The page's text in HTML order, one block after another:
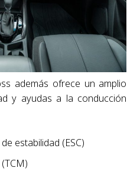
además ofrece un amplio
y ayudas a la conducción
estabilidad (ESC)